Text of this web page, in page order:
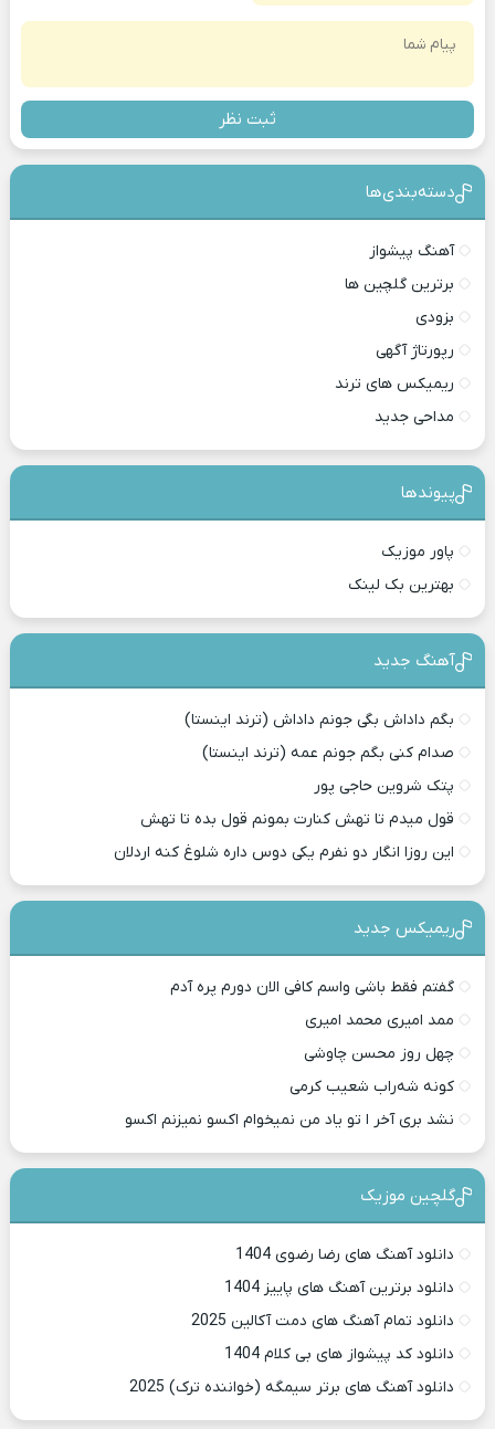
ثبت نظر
دسته‌بندی‎‌‌ها
آهنگ پیشواز
برترین گلچین ها
بزودی
رپورتاژ آگهی
ریمیکس های ترند
مداحی جدید
پیوندها
پاور موزیک
بهترین بک لینک
آهنگ جدید
بگم داداش بگی جونم داداش (ترند اینستا)
صدام کنی بگم جونم عمه (ترند اینستا)
پتک شروین حاجی پور
قول میدم تا تهش کنارت بمونم قول بده تا تهش
این روزا انگار دو نفرم یکی دوس داره شلوغ کنه اردلان
ریمیکس جدید
گفتم فقط باشی واسم کافی الان دورم پره آدم
ممد امیری محمد امیری
چهل روز محسن چاوشی
کونه شه‌راب شعیب کرمی
نشد بری آخر ا تو یاد من نمیخوام اکسو نمیزنم اکسو
گلچین موزیک
دانلود آهنگ های رضا رضوی 1404
دانلود برترین آهنگ های پاییز 1404
دانلود تمام آهنگ های دمت آکالین 2025
دانلود کد پیشواز های بی کلام 1404
دانلود آهنگ های برتر سیمگه (خواننده ترک) 2025